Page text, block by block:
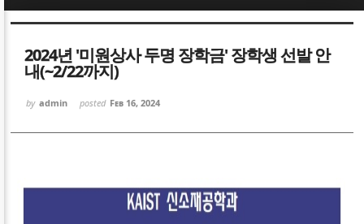
2024년 '미원상사 두명 장학금' 장학생 선발 안
내(~2/22까지)
by admin posted Feb 16, 2024
Sketchbook5, 스케치북5
Sketchbook5, 스케치북5
Sketchbook5, 스케치북5
Sketchbook5, 스케치북5